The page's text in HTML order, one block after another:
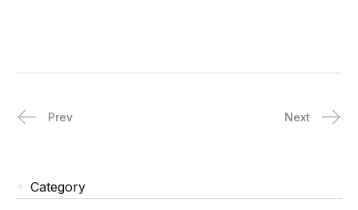
Category
Prev Next